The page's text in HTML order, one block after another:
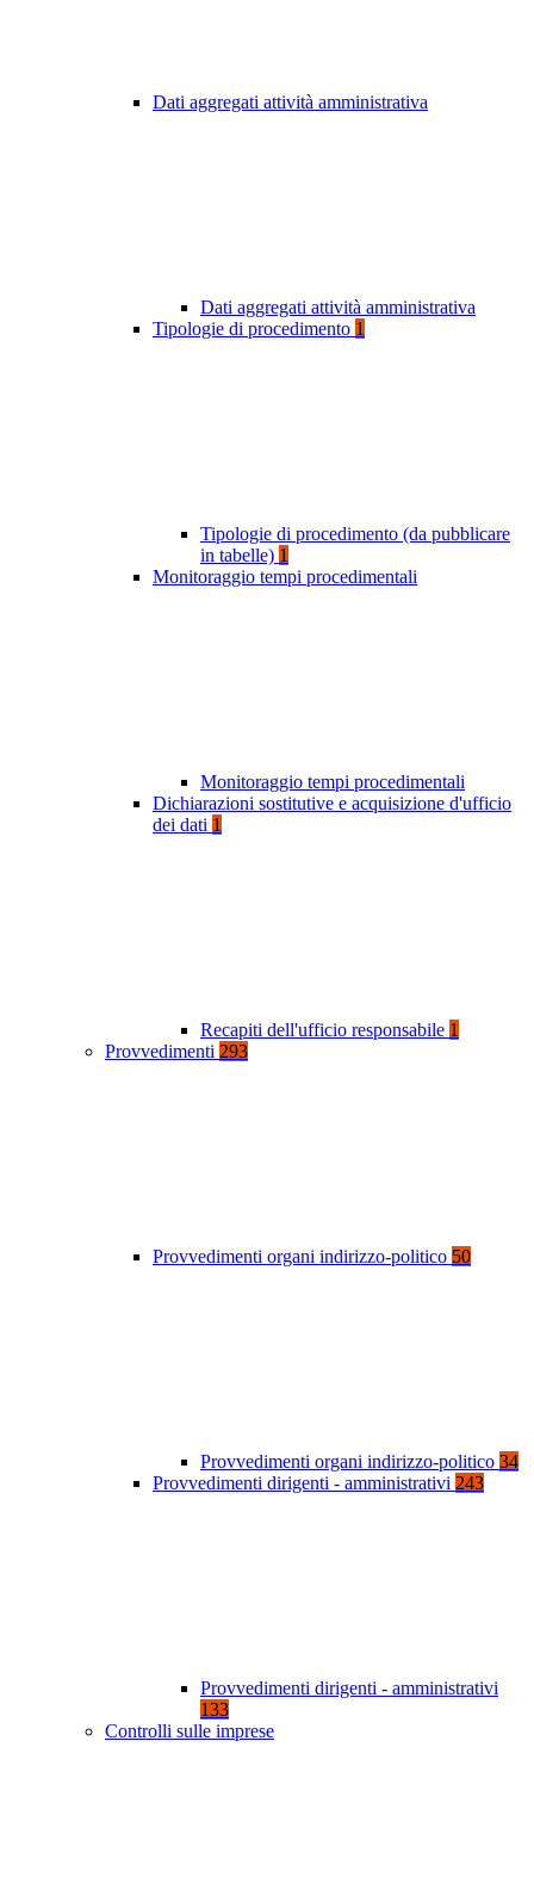
Dati aggregati attività amministrativa
Dati aggregati attività amministrativa
Tipologie di procedimento 1
Tipologie di procedimento (da pubblicare
in tabelle) 1
Monitoraggio tempi procedimentali
Monitoraggio tempi procedimentali
Dichiarazioni sostitutive e acquisizione d'ufficio
dei dati 1
Recapiti dell'ufficio responsabile 1
Provvedimenti 293
Provvedimenti organi indirizzo-politico 50
Provvedimenti organi indirizzo-politico 34
Provvedimenti dirigenti - amministrativi 243
Provvedimenti dirigenti - amministrativi
133
Controlli sulle imprese